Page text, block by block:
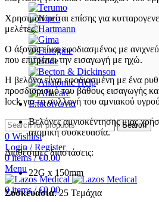
Επικοινωνία
Search
0 Wishlist
Login / Register
0items / €0.00
Menu
0items / €0.00
Χρησιμοποιείται επίσης για
μελέτες.
Ο άξονας είναι εφοδιασμένος με
που επιτρέπει την εισαγωγή με ηχώ.
Η βελόνα είναι εφοδιασμένη με ένα
προσδιορισμό του βάθους εισαγωγής
lock για τη συλλογή του αμνιακού
Βελόνες αμνιοκέντησης μιας
ατομική συσκευασία.
Διαθέσιμες διαστάσεις:
22G x 150mm
Συσκευασία: 25 Τεμάχια